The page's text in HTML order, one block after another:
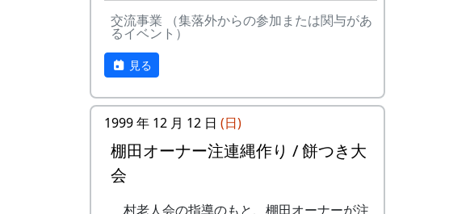
稲刈りの日、田んぼでオリジナル曲を披
露・演奏する棚田コンサート。
毎年曲を創り出演してきましたが、その中
でも、夏のイメージを色濃く出した曲で
す。
2
加美の⾥か
ら'98
パルス
3 永遠の⾥
4
棚⽥の⾵
5
なんとなく聴
リアルキャンディ
あしたは帰ろ
グリーンマウンテ
(II)
のふる
- H CORPORATION
きたよ
- HCORPORATION(II)
時は…
5
交流事業 （集落外からの参加または関与があ
るイベント）
見る
1999 年 12 月 12 日 (日)
棚田オーナー注連縄作り / 餅つき大
会
村老人会の指導のもと、棚田オーナーが注